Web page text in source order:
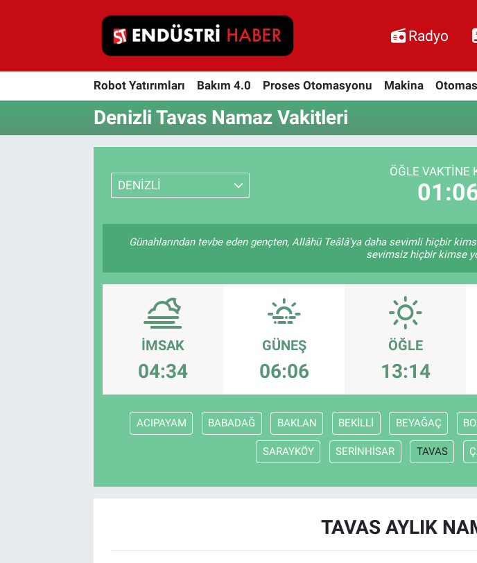
Radyo
Robot Yatırımları Bakım 4.0 Proses Otomasyonu Makina
Denizli Tavas Namaz Vakitleri
DENİZLİ
ÖĞLE VAKTINE
Günahlarından tevbe eden gençten, Allâhü Teâlâ'ya daha sevimli hiçbir
sevimsiz hiçbir kimse
İMSAK
04:34
GÜNEŞ
06:06
ÖĞLE
13:14
ACIPAYAM BABADAĞ BAKLAN BEKİLLİ BEYAĞAÇ
SARAYKÖY SERİNHİSAR TAVAS
TAVAS AYLIK
Robot Yatırımları
Proses Otomasyonu
Enerjisini Üreten Fabrikalar